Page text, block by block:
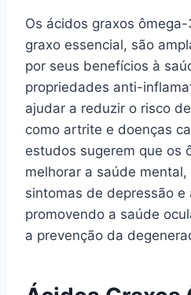
Os ácidos graxos
graxo essencial, são
por seus benefícios à
propriedades anti-
ajudar a reduzir o risco
como artrite e doenças
estudos sugerem que os
melhorar a saúde
sintomas de depressão e
promovendo a saúde
a prevenção da